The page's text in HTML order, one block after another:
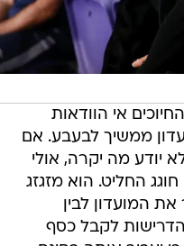
אי הוודאות
ממשיך לבעבע. אם
יודע מה יקרה, אולי
החליט. הוא מזגזג
המועדון לבין
הדרישות לקבל כסף